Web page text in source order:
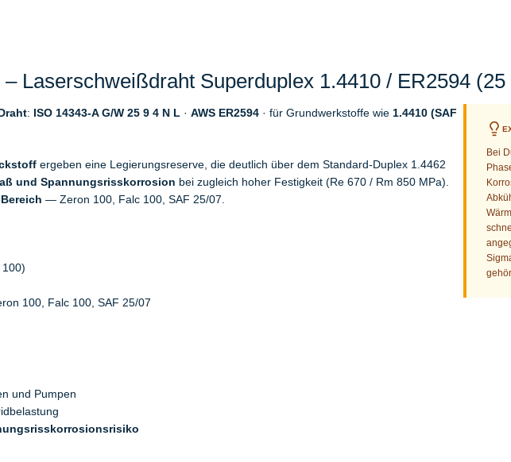
Laserschweißdraht Superduplex 1.4410 / ER2594
: ISO 14343-A G/W 25 9 4 N L · AWS ER2594 · für Grundwerkstoffe wie 1.4410 (SAF
ergeben eine Legierungsreserve, die deutlich über dem Standard-Duplex 1.4462
und Spannungsrisskorrosion bei zugleich hoher Festigkeit (Re 670 / Rm 850 MPa).
— Zeron 100, Falc 100, SAF 25/07.
100, Falc 100, SAF 25/07
und Pumpen
Bei